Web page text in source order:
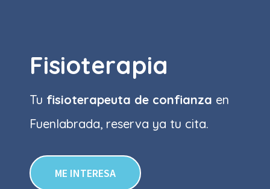
Fisioterapia
Tu fisioterapeuta de confianza en
Fuenlabrada, reserva ya tu cita.
ME INTERESA